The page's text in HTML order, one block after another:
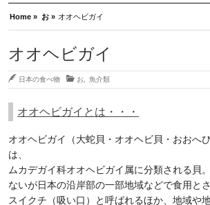
Home » お » オオヘビガイ
オオヘビガイ
日本の食べ物 お 魚介類
オオヘビガイとは・・・
オオヘビガイ（大蛇貝・オオヘビ貝・おおへ
は、
ムカデガイ科オオヘビガイ属に分類される貝
ないが日本の沿岸部の一部地域などで食用と
スイクチ（吸い口）と呼ばれるほか、地域や